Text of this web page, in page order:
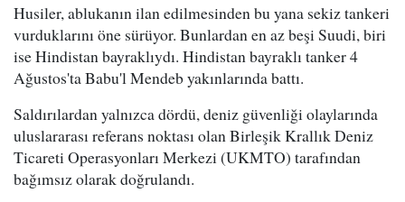
Husiler, ablukanın ilan edilmesinden bu yana sekiz tankeri
vurduklarını öne sürüyor. Bunlardan en az beşi Suudi, biri
ise Hindistan bayraklıydı. Hindistan bayraklı tanker 4
Ağustos'ta Babu'l Mendeb yakınlarında battı.
Saldırılardan yalnızca dördü, deniz güvenliği olaylarında
uluslararası referans noktası olan Birleşik Krallık Deniz
Ticareti Operasyonları Merkezi (UKMTO) tarafından
bağımsız olarak doğrulandı.